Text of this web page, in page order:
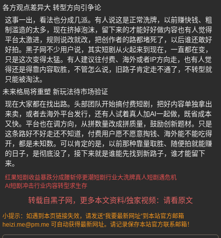
各方观点差异大 转型方向引争论
这事一出，看法也分成几派。有人说这是正常洗牌，以前赚快钱、粗
制滥造的太多，现在挤掉泡沫，留下来的才能好好做内容也有人觉得
平台太激进，规则说改就改，把创作者的路都堵死了，以后谁还敢好
好拍。黑子网不少用户说，其实短剧从火起来到现在，一直都在变，
只是这次变得太猛。有人建议往付费、海外或者IP方向走，也有人觉
得还是得靠内容取胜，不管怎么说，旧路子肯定走不通了，不转型就
只能被淘汰。
未来格局将重塑 新玩法待市场验证
现在大家都在找出路。头部团队开始搞付费短剧，把好内容单独拿出
来卖，或者去海外平台发行，还有人试着真人加AI一起做，既省成本
又快。平台也在调方向，从拼数量改成拼质量，鼓励创新题材。只是
这条路好不好走还不知道，付费用户愿不愿意掏钱、海外能不能吃得
开，都是未知数。可以肯定的是，以前那种靠量取胜、随便拍就能赚
的日子，是彻底没了，接下来就是谁能先找到新路子，谁才能留下
来。
红果短剧收益暴跌分成腰斩停更潮短剧行业大洗牌真人短剧遇危机
AI短剧冲击行业内容转型求生存
转载自黑子网，更多本文资料/独家视频：请看原文
小提示：如遇到本页链接失效，请发送“我要最新网址”到本站官方邮箱
heizi.me@pm.me 可自动获得最新网址。请记录保存本站官方联系邮箱！